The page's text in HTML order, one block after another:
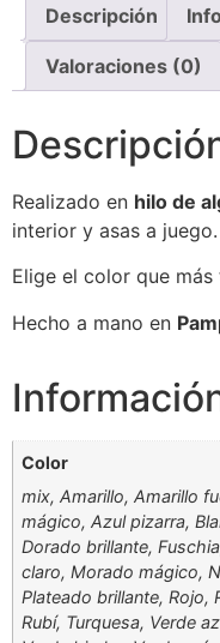
Descripción
Valoraciones (0)
Realizado en hilo de
interior y asas a juego.
Elige el color que más
Hecho a mano en
Color
mix, Amarillo, Amarillo
mágico, Azul pizarra,
Dorado brillante,
claro, Morado mágico,
Plateado brillante, Rojo,
Rubí, Turquesa, Verde